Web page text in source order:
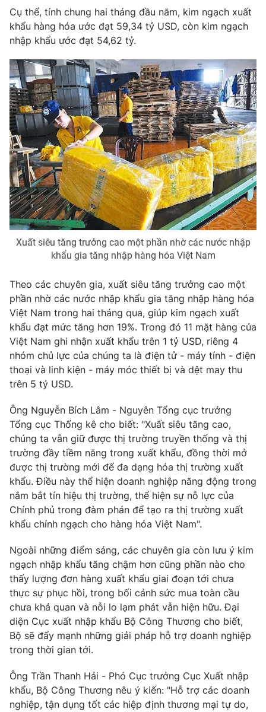
Giải sao mai
Làm đẹp
Chất lượng cuộc sống
Tuyển sinh
Học trực tuyến
Công nghệ
Sản phẩm
Thị trường
Tư vấn
Giao lưu trực tuyến
Lịch phát sóng
Chuyên mục khác
Emagazine Podcast
Photo Infographic
Video Shorts video
VTV Sức khoẻ Bất động sản
Thị trường 24h Tấm lòng Việt
VTV4 Vươn mình bằng AI
VTV9 VTV8
Liên hệ tòa soạn English
THỜI BÁO VTV
Theo dõi báo trên
Cơ quan chủ quản:Đài Truyền hình Việt Nam
Cơ quan báo chí: Thời báo VTV
Giấy phép hoạt động báo in và báo điện tử số 483/GP-BTTTT
cấp ngày 29/12/2023
Tổng Biên tập:Vũ Thanh Thủy
Phó Tổng Biên tập:Nguyễn Thị Mỹ Hạnh, Phạm Quốc Thắng,
Nguyễn Trọng Ninh
Tổng đài VTV:024.38 355 931 - 024.38 355 932
Cụ thể, tính chung hai tháng đầu năm, kim ngạch xuất
khẩu hàng hóa ước đạt 59,34 tỷ USD, còn kim ngạch
nhập khẩu ước đạt 54,62 tỷ.
Xuất siêu tăng trưởng cao một phần nhờ các nước nhập
khẩu gia tăng nhập hàng hóa Việt Nam
Theo các chuyên gia, xuất siêu tăng trưởng cao một
phần nhờ các nước nhập khẩu gia tăng nhập hàng hóa
Việt Nam trong hai tháng qua, giúp kim ngạch xuất
khẩu đạt mức tăng hơn 19%. Trong đó 11 mặt hàng của
Việt Nam ghi nhận xuất khẩu trên 1 tỷ USD, riêng 4
nhóm chủ lực của chúng ta là điện tử - máy tính - điện
thoại và linh kiện - máy móc thiết bị và dệt may thu
trên 5 tỷ USD.
Ông Nguyễn Bích Lâm - Nguyên Tổng cục trưởng
Tổng cục Thống kê cho biết: "Xuất siêu tăng cao,
chúng ta vẫn giữ được thị trường truyền thống và thị
trường đầy tiềm năng trong xuất khẩu, đồng thời mở
được thị trường mới để đa dạng hóa thị trường xuất
khẩu. Điều này thể hiện doanh nghiệp năng động trong
nắm bắt tín hiệu thị trường, thể hiện sự nỗ lực của
Chính phủ trong đàm phán để tạo ra thị trường xuất
khẩu chính ngạch cho hàng hóa Việt Nam".
Ngoài những điểm sáng, các chuyên gia còn lưu ý kim
ngạch nhập khẩu tăng chậm hơn cũng phần nào cho
thấy lượng đơn hàng xuất khẩu giai đoạn tới chưa
thực sự phục hồi, trong bối cảnh sức mua toàn cầu
chưa khả quan và nỗi lo lạm phát vẫn hiện hữu. Đại
diện Cục xuất nhập khẩu Bộ Công Thương cho biết,
Bộ sẽ đẩy mạnh những giải pháp hỗ trợ doanh nghiệp
trong thời gian tới.
Ông Trần Thanh Hải - Phó Cục trưởng Cục Xuất nhập
khẩu, Bộ Công Thương nêu ý kiến: "Hỗ trợ các doanh
nghiệp, tận dụng tốt các hiệp định thương mại tự do,